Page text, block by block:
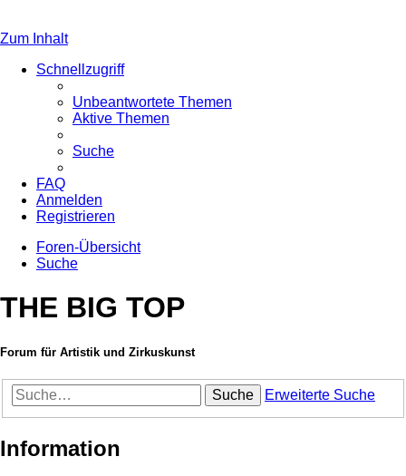
Zum Inhalt
Schnellzugriff
Unbeantwortete Themen
Aktive Themen
Suche
FAQ
Anmelden
Registrieren
Foren-Übersicht
Suche
THE BIG TOP
Forum für Artistik und Zirkuskunst
Suche Erweiterte Suche
Information